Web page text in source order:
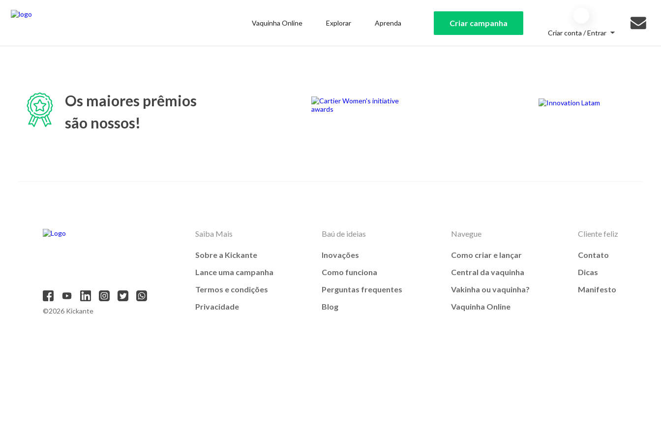
Vaquinha Online Explorar Aprenda Criar campanha
Criar conta / Entrar
Os maiores prêmios
são nossos!
©2026 Kickante
Saiba Mais
Sobre a Kickante
Lance uma campanha
Termos e condições
Privacidade
Baú de ideias
Inovações
Como funciona
Perguntas frequentes
Blog
Navegue
Como criar e lançar
Central da vaquinha
Vakinha ou vaquinha?
Vaquinha Online
Cliente feliz
Contato
Dicas
Manifesto